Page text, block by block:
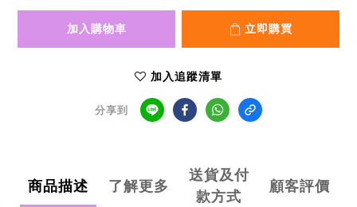
加入購物車 立即購買
加入追蹤清單
分享到
商品描述 了解更多
送貨及付
款方式
顧客評價